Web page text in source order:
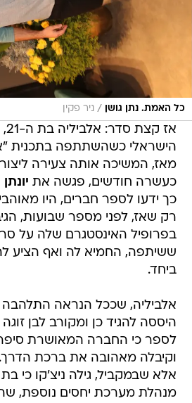
כל האמת. נתן גושן / ניר פקין
הישראלי כשהשתתפה בתכנית
מאז, המשיכה אותה צעירה ליצור
כעשרה חודשים, פגשה את
כך ידעו לספר חברים, היו
רק שאז, לפני מספר שבועות, הגיב
בפרופיל האינסטגרם שלה על
ששיתפה, החמיא לה ואף הציע
ביחד.
אלביליה, שככל הנראה
היססה להגיד כן ומקורב לבן
לספר כי החברה המאושרת
וקיבלה מאהובה את ברכת הדרך.
אלא שבמקביל, גילה ניצ'קו כי
מנהלת מערכת יחסים נוספת,